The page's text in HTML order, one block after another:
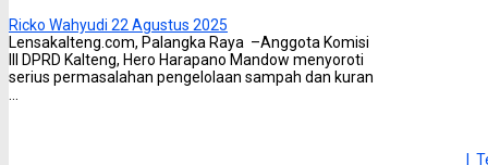
Ricko Wahyudi 22 Agustus 2025
Lensakalteng.com, Palangka Raya –Anggota Komisi
III DPRD Kalteng, Hero Harapano Mandow menyoroti
serius permasalahan pengelolaan sampah dan kuran
|